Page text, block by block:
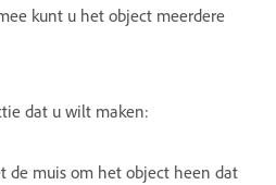
kunt u het object meerdere
dat u wilt maken:
de muis om het object heen dat